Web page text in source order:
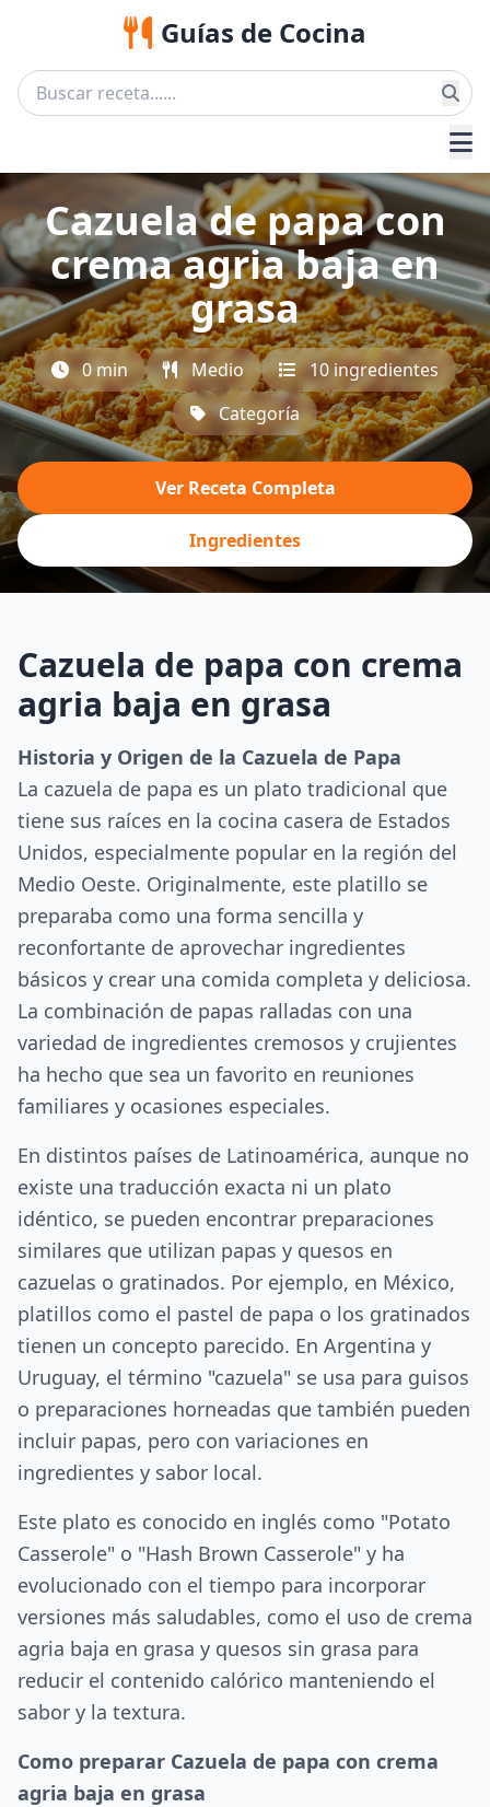
Guías de Cocina
Cazuela de papa con
crema agria baja en
grasa
0 min Medio
10 ingredientes
Categoría
Ver Receta Completa
Ingredientes
Cazuela de papa con crema
agria baja en grasa
Historia y Origen de la Cazuela de Papa
La cazuela de papa es un plato tradicional que
tiene sus raíces en la cocina casera de Estados
Unidos, especialmente popular en la región del
Medio Oeste. Originalmente, este platillo se
preparaba como una forma sencilla y
reconfortante de aprovechar ingredientes
básicos y crear una comida completa y deliciosa.
La combinación de papas ralladas con una
variedad de ingredientes cremosos y crujientes
ha hecho que sea un favorito en reuniones
familiares y ocasiones especiales.
En distintos países de Latinoamérica, aunque no
existe una traducción exacta ni un plato
idéntico, se pueden encontrar preparaciones
similares que utilizan papas y quesos en
cazuelas o gratinados. Por ejemplo, en México,
platillos como el pastel de papa o los gratinados
tienen un concepto parecido. En Argentina y
Uruguay, el término "cazuela" se usa para guisos
o preparaciones horneadas que también pueden
incluir papas, pero con variaciones en
ingredientes y sabor local.
Este plato es conocido en inglés como "Potato
Casserole" o "Hash Brown Casserole" y ha
evolucionado con el tiempo para incorporar
versiones más saludables, como el uso de crema
agria baja en grasa y quesos sin grasa para
reducir el contenido calórico manteniendo el
sabor y la textura.
Como preparar Cazuela de papa con crema
agria baja en grasa